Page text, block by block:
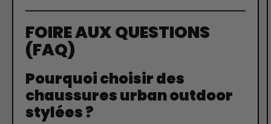
FOIRE AUX QUESTIONS
(FAQ)
Pourquoi choisir des
chaussures urban outdoor
stylées ?